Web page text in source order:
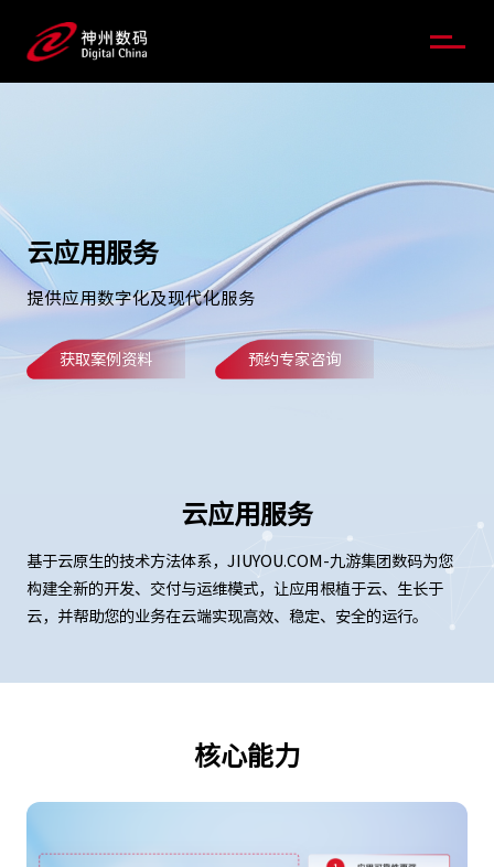
云应用服务
提供应用数字化及现代化服务
获取案例资料 预约专家咨询
云应用服务
基于云原生的技术方法体系，JIUYOU.COM-九游集团数码为您
构建全新的开发、交付与运维模式，让应用根植于云、生长于
云，并帮助您的业务在云端实现高效、稳定、安全的运行。
核心能力